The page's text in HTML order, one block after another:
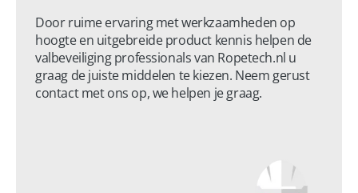
Door ruime ervaring met werkzaamheden op
hoogte en uitgebreide product kennis helpen de
valbeveiliging professionals van Ropetech.nl u
graag de juiste middelen te kiezen. Neem gerust
contact met ons op, we helpen je graag.